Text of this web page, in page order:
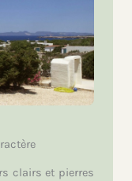
clairs et pierres